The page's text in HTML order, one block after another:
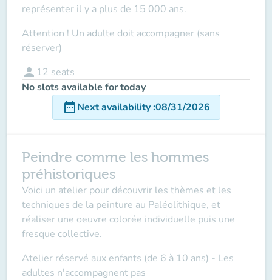
représenter il y a plus de 15 000 ans.
Attention ! Un adulte doit accompagner (sans
réserver)
person 12 seats
No slots available for today
date_rangeNext availability:08/31/2026
Peindre comme les hommes
préhistoriques
Voici un atelier pour découvrir les thèmes et les
techniques de la peinture au Paléolithique, et
réaliser une oeuvre colorée individuelle puis une
fresque collective.
Atelier réservé aux enfants (de 6 à 10 ans) - Les
adultes n'accompagnent pas